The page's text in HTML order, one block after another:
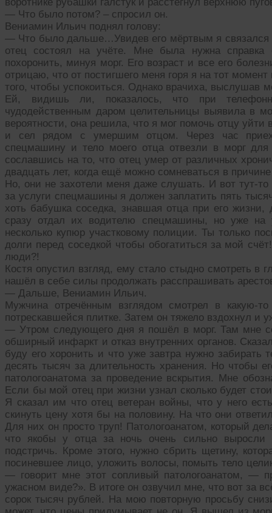
— Что было потом? – спросил он.
Вениамин Ильич поднял голову:
— Что было дальше…Увидев его мёртвым я связался
отец состоял на учёте. Мне была нужна справка
похоронить, минуя морг. Его возраст и все его
отрицаю, что от постигшего меня горя я на тот
того, чтобы успокоиться. Однако врачиха, выслушав
Ей, видишь ли, показалось, что при
чудодейственным даром целительницы выявила в
вероятности, она решила, что я мог помочь отцу
и сел рядом с умершим отцом. Через час
спецмашину и тело моего отца отвезли в морг
сославшись на то, что отец умер от различных
двадцать лет, когда ещё можно сомневаться в
Но, они не захотели меня даже слушать. И вот тут-
за услуги спецмашины я должен заплатить пять
хоть бабушка соседка, знавшая отца при его
сразу отдал их водителю спецмашины, но уже на
несколько купюр участковому полиции. Ты только
долги перед соседкой чтобы обогатиться за мой
люди?!
Костя опустил взгляд, ему стало стыдно смотреть в
нашёл в себе силы продолжать расспрашивать
— Дальше, Вениамин Ильич.
Мужчина отречённым взглядом смотрел в какую-
потрескавшейся плитке. Затем он тяжело вздохнул и
— Утром следующего дня я пошёл в морг. Там мне
обширный инфаркт и отказ внутренних органов.
буду его хоронить и что уже завтра нужно
десять тысяч за длительность хранения. Но чтобы
патологоанатома за проведение вскрытия. Мне
Если бы мой отец при жизни узнал сколько будет
Я сказал им что отец ветеран войны, что у него
скинуть цену хотя бы на половину. На что они
Для них он просто труп! Патологоанатом, который
что якобы у отца за ночь очень сильно выросли
подстричь. Кроме этого, нужно сбрить щетину,
посиневшее лицо, уложить волосы, помыть тело
— говорит мне этот сопливый патологоанатом, —
ужасном виде?». В итоге он озвучил мне, что вот за
сорок тысяч рублей. На мою повторную просьбу